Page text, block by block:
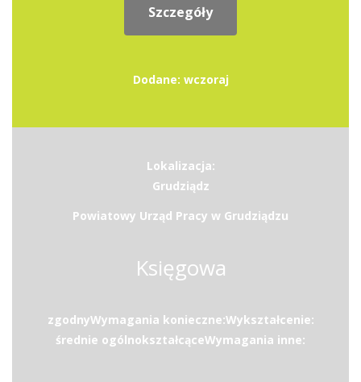
Szczegóły
Dodane: wczoraj
Lokalizacja:
Grudziądz
Powiatowy Urząd Pracy w Grudziądzu
Księgowa
zgodnyWymagania konieczne:Wykształcenie:
średnie ogólnokształcąceWymagania inne: